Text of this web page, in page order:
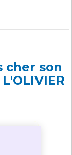
cher son